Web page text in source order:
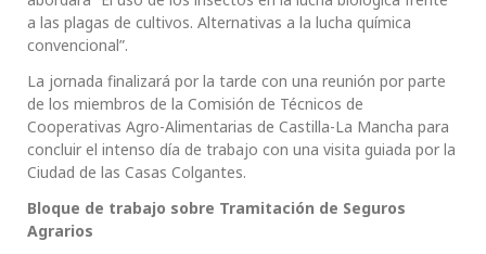
a las plagas de cultivos. Alternativas a la lucha química
convencional”.
La jornada finalizará por la tarde con una reunión por parte
de los miembros de la Comisión de Técnicos de
Cooperativas Agro-Alimentarias de Castilla-La Mancha para
concluir el intenso día de trabajo con una visita guiada por la
Ciudad de las Casas Colgantes.
Bloque de trabajo sobre Tramitación de Seguros
Agrarios